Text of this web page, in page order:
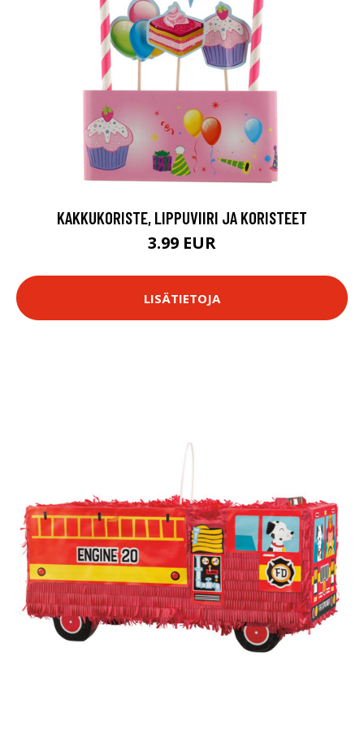
KAKKUKORISTE, LIPPUVIIRI JA KORISTEET
3.99 EUR
LISÄTIETOJA